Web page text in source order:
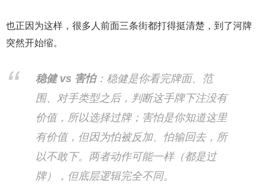
也正因为这样，很多人前面三条街都打得挺清楚，到了河牌
突然开始缩。
稳健 vs 害怕：稳健是你看完牌面、范
围、对手类型之后，判断这手牌下注没有
价值，所以选择过牌；害怕是你知道这里
有价值，但因为怕被反加、怕输回去，所
以不敢下。两者动作可能一样（都是过
牌），但底层逻辑完全不同。